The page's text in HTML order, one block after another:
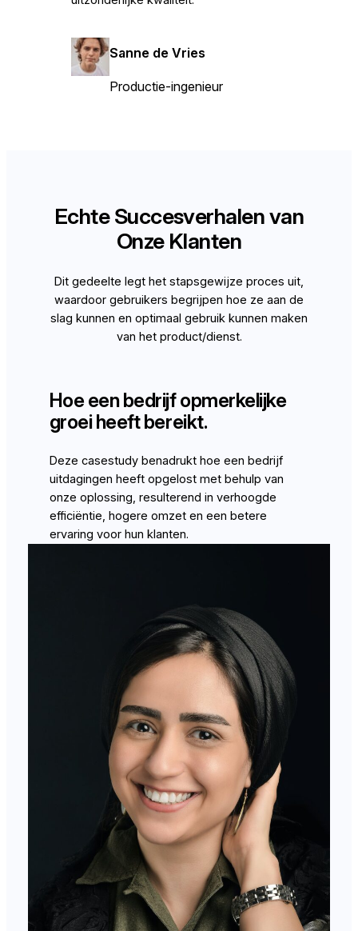
Sanne de Vries
Productie-ingenieur
Echte Succesverhalen van
Onze Klanten
Dit gedeelte legt het stapsgewijze proces uit,
waardoor gebruikers begrijpen hoe ze aan de
slag kunnen en optimaal gebruik kunnen maken
van het product/dienst.
Hoe een bedrijf opmerkelijke
groei heeft bereikt.
Deze casestudy benadrukt hoe een bedrijf
uitdagingen heeft opgelost met behulp van
onze oplossing, resulterend in verhoogde
efficiëntie, hogere omzet en een betere
ervaring voor hun klanten.